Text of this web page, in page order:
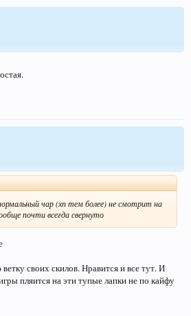
чар (хп тем более) не смотрит на
почти всегда свернуто
своих скилов. Нравится и все тут. И
пляится на эти тупые лапки не по кайфу